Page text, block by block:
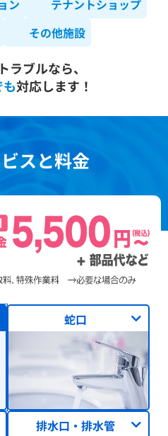
ン
テナントショップ
その他施設
ラブルなら、
対応します！
スと料金
蛇口
排水口・排水管